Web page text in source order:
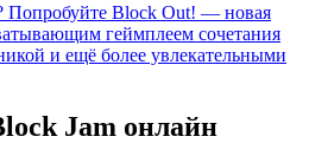
Попробуйте Block Out! — новая
геймплеем сочетания
и ещё более увлекательными
Jam онлайн